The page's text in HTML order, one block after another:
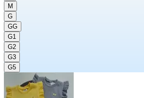
M
G
GG
G1
G2
G3
G5